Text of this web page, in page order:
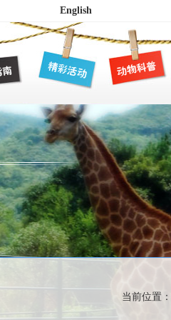
English
当前位置：